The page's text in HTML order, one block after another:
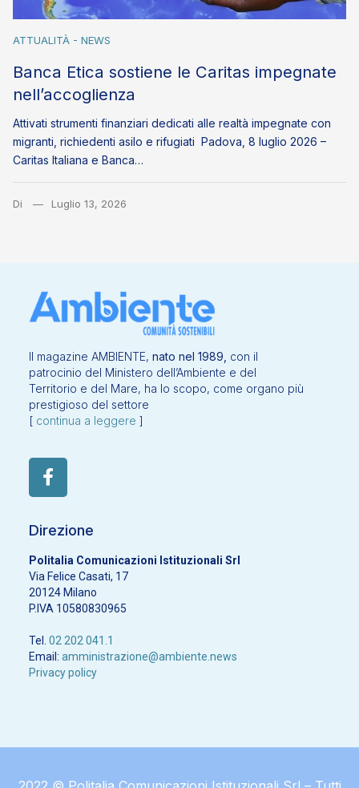
ATTUALITÀ - NEWS
Banca Etica sostiene le Caritas impegnate
nell’accoglienza
Attivati strumenti finanziari dedicati alle realtà impegnate con
migranti, richiedenti asilo e rifugiati Padova, 8 luglio 2026 –
Caritas Italiana e Banca…
Di Luglio 13, 2026
Il magazine AMBIENTE, nato nel 1989, con il
patrocinio del Ministero dell’Ambiente e del
Territorio e del Mare, ha lo scopo, come organo più
prestigioso del settore
[ continua a leggere ]
Direzione
Politalia Comunicazioni Istituzionali Srl
Via Felice Casati, 17
20124 Milano
P.IVA 10580830965
Tel. 02 202 041.1
Email: amministrazione@ambiente.news
Privacy policy